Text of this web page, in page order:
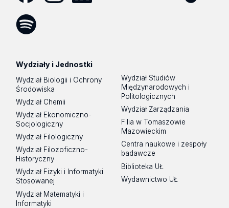
Wydziały i Jednostki
Wydział Biologii i Ochrony
Środowiska
Wydział Chemii
Wydział Ekonomiczno-
Socjologiczny
Wydział Filologiczny
Wydział Filozoficzno-
Historyczny
Wydział Fizyki i Informatyki
Stosowanej
Wydział Matematyki i
Informatyki
Wydział Studiów
Międzynarodowych i
Politologicznych
Wydział Zarządzania
Filia w Tomaszowie
Mazowieckim
Centra naukowe i zespoły
badawcze
Biblioteka UŁ
Wydawnictwo UŁ